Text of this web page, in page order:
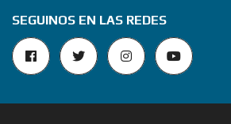
SEGUINOS EN LAS REDES